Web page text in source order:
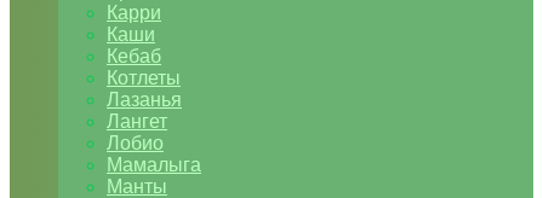
Карри
Каши
Кебаб
Котлеты
Лазанья
Лангет
Лобио
Мамалыга
Манты